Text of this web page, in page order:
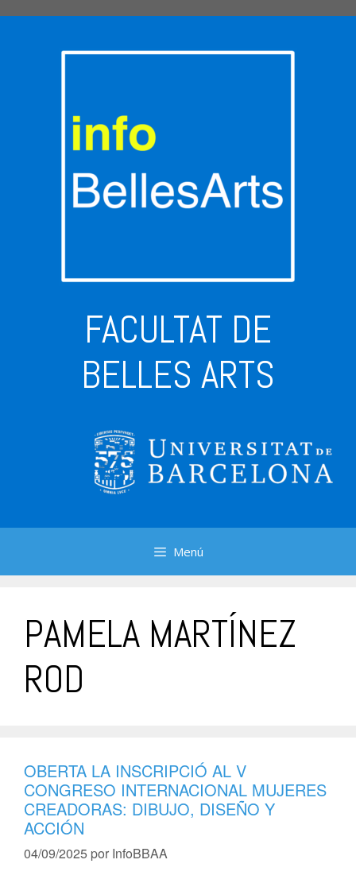
FACULTAT DE
BELLES ARTS
Menú
PAMELA MARTÍNEZ
ROD
OBERTA LA INSCRIPCIÓ AL V
CONGRESO INTERNACIONAL MUJERES
CREADORAS: DIBUJO, DISEÑO Y
ACCIÓN
04/09/2025 por InfoBBAA